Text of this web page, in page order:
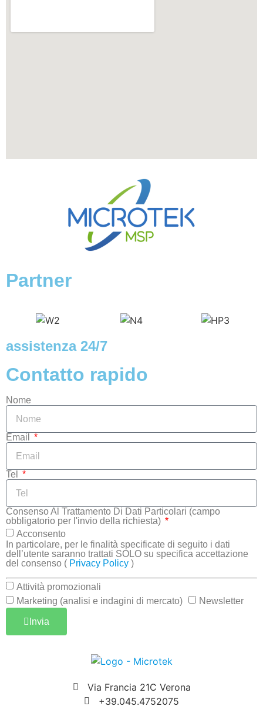
Partner
assistenza 24/7
Contatto rapido
Nome
Email
Tel
Consenso Al Trattamento Di Dati Particolari (campo
obbligatorio per l'invio della richiesta)
Acconsento
In particolare, per le finalità specificate di seguito i dati
dell’utente saranno trattati SOLO su specifica accettazione
del consenso ( Privacy Policy )
Attività promozionali
Marketing (analisi e indagini di mercato)
Newsletter
Invia
Via Francia 21C Verona
+39.045.4752075